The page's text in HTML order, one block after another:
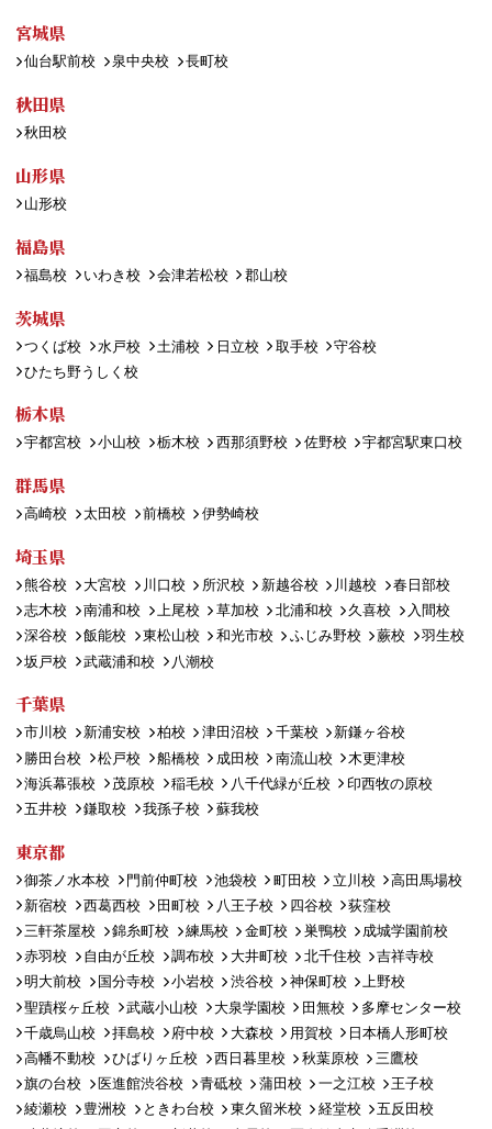
宮城県
仙台駅前校 泉中央校 長町校
秋田県
秋田校
山形県
山形校
福島県
福島校 いわき校 会津若松校 郡山校
茨城県
つくば校 水戸校 土浦校 日立校 取手校
守谷校
ひたち野うしく校
栃木県
宇都宮校 小山校 栃木校 西那須野校 佐野校 宇都宮駅東口校
群馬県
高崎校 太田校 前橋校 伊勢崎校
埼玉県
熊谷校 大宮校 川口校 所沢校 新越谷校 川越校
春日部校
志木校
南浦和校 上尾校 草加校 北浦和校 久喜校
入間校
深谷校
飯能校 東松山校 和光市校 ふじみ野校 蕨校
羽生校
坂戸校
武蔵浦和校 八潮校
千葉県
市川校 新浦安校 柏校 津田沼校 千葉校
新鎌ヶ谷校
勝田台校
松戸校 船橋校 成田校 南流山校
木更津校
海浜幕張校
茂原校 稲毛校 八千代緑が丘校
印西牧の原校
五井校
鎌取校 我孫子校 蘇我校
東京都
御茶ノ水本校 門前仲町校 池袋校 町田校 立川校
高田馬場校
新宿校
西葛西校 田町校 八王子校 四谷校
荻窪校
三軒茶屋校
錦糸町校 練馬校 金町校 巣鴨校
成城学園前校
赤羽校
自由が丘校 調布校 大井町校 北千住校
吉祥寺校
明大前校
国分寺校 小岩校 渋谷校 神保町校
上野校
聖蹟桜ヶ丘校
武蔵小山校 大泉学園校 田無校
多摩センター校
千歳烏山校
拝島校 府中校 大森校 用賀校
日本橋人形町校
高幡不動校
ひばりヶ丘校 西日暮里校 秋葉原校
三鷹校
旗の台校
医進館渋谷校 青砥校 蒲田校 一之江校
王子校
綾瀬校
豊洲校 ときわ台校 東久留米校 経堂校
五反田校